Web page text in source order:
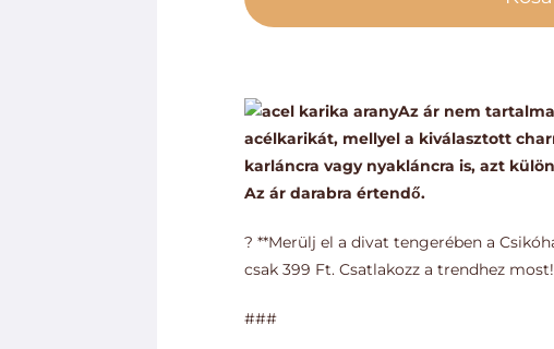
Az ár nem
acélkarikát, mellyel a kiválasztott
karláncra vagy nyakláncra is, azt
Az ár darabra értendő.
? **Merülj el a divat tengerében a
csak 399 Ft. Csatlakozz a trendhez most!
###